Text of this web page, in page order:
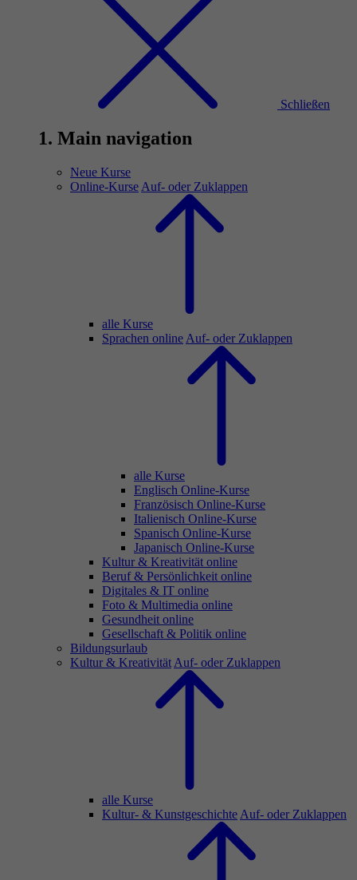
Schließen
1. Main navigation
Neue Kurse
Online-Kurse Auf- oder Zuklappen
alle Kurse
Sprachen online Auf- oder Zuklappen
alle Kurse
Englisch Online-Kurse
Französisch Online-Kurse
Italienisch Online-Kurse
Spanisch Online-Kurse
Japanisch Online-Kurse
Kultur & Kreativität online
Beruf & Persönlichkeit online
Digitales & IT online
Foto & Multimedia online
Gesundheit online
Gesellschaft & Politik online
Bildungsurlaub
Kultur & Kreativität Auf- oder Zuklappen
alle Kurse
Kultur- & Kunstgeschichte Auf- oder Zuklappen